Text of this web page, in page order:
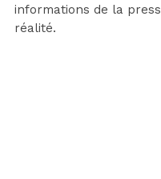
informations de la
réalité.